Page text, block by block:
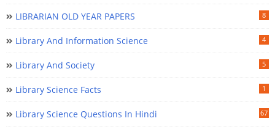
LIBRARIAN OLD YEAR PAPERS 8
Library And Information Science 4
Library And Society 5
Library Science Facts 1
Library Science Questions In Hindi 67